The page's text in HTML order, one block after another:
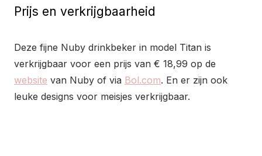
Prijs en verkrijgbaarheid
Deze fijne Nuby drinkbeker in model Titan is
verkrijgbaar voor een prijs van € 18,99 op de
website van Nuby of via Bol.com. En er zijn ook
leuke designs voor meisjes verkrijgbaar.